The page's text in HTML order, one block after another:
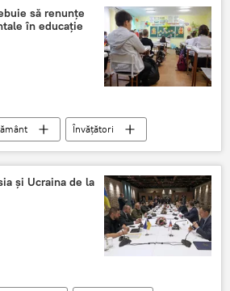
Știri din Moldova
să renunțe
în educație
Învățători
Occident
elevi
și Ucraina de la